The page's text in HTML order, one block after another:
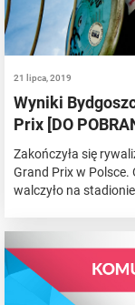
21 lipca, 2019
Wyniki
Prix [DO
Zakończyła się
Grand Prix w Polsce.
walczyło na